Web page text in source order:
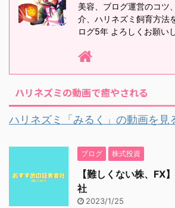
美容、ブログ運営のコツ
介、ハリネズミ飼育方法
ログ5年 よろしくお願い
ハリネズミの動画で癒やされる
ハリネズミ「みるく」の動画を見
ブログ 株式投資
【難しくない株、FX
社
2023/1/25